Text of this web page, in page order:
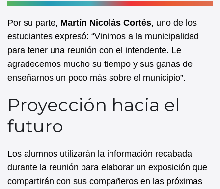
Por su parte, Martín Nicolás Cortés, uno de los
estudiantes expresó: “Vinimos a la municipalidad
para tener una reunión con el intendente. Le
agradecemos mucho su tiempo y sus ganas de
enseñarnos un poco más sobre el municipio”.
Proyección hacia el
futuro
Los alumnos utilizarán la información recabada
durante la reunión para elaborar un exposición que
compartirán con sus compañeros en las próximas